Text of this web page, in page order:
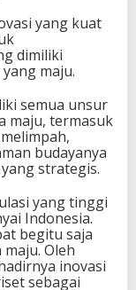
yang kuat
dimiliki
maju.
semua unsur
maju, termasuk
budayanya
strategis.
yang tinggi
Indonesia.
begitu saja
Oleh
inovasi
sebagai